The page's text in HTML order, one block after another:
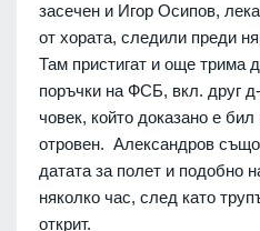
засечен и Игор Осипов,
от хората, следили преди
Там пристигат и още трима
поръчки на ФСБ, вкл. друг
човек, който доказано е
отровен. Александров
датата за полет и подобно
няколко час, след като
открит.